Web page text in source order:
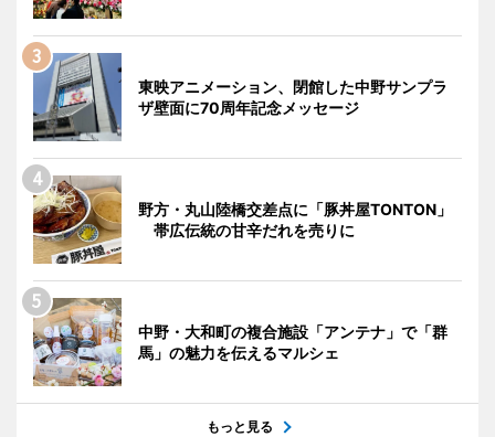
東映アニメーション、閉館した中野サンプラ
ザ壁面に70周年記念メッセージ
野方・丸山陸橋交差点に「豚丼屋TONTON」
帯広伝統の甘辛だれを売りに
中野・大和町の複合施設「アンテナ」で「群
馬」の魅力を伝えるマルシェ
もっと見る